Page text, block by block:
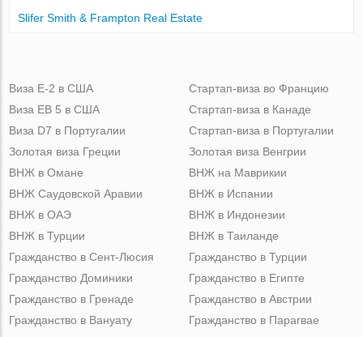
Slifer Smith & Frampton Real Estate
Виза Е-2 в США
Виза ЕВ 5 в США
Виза D7 в Португалии
Золотая виза Греции
Стартап-виза во Францию
Стартап-виза в Канаде
Стартап-виза в Португалии
Золотая виза Венгрии
ВНЖ в Омане
ВНЖ Саудовской Аравии
ВНЖ в ОАЭ
ВНЖ в Турции
ВНЖ на Маврикии
ВНЖ в Испании
ВНЖ в Индонезии
ВНЖ в Таиланде
Гражданство в Сент-Люсия
Гражданство Доминики
Гражданство в Гренаде
Гражданство в Вануату
Гражданство в Турции
Гражданство в Египте
Гражданство в Австрии
Гражданство в Парагвае